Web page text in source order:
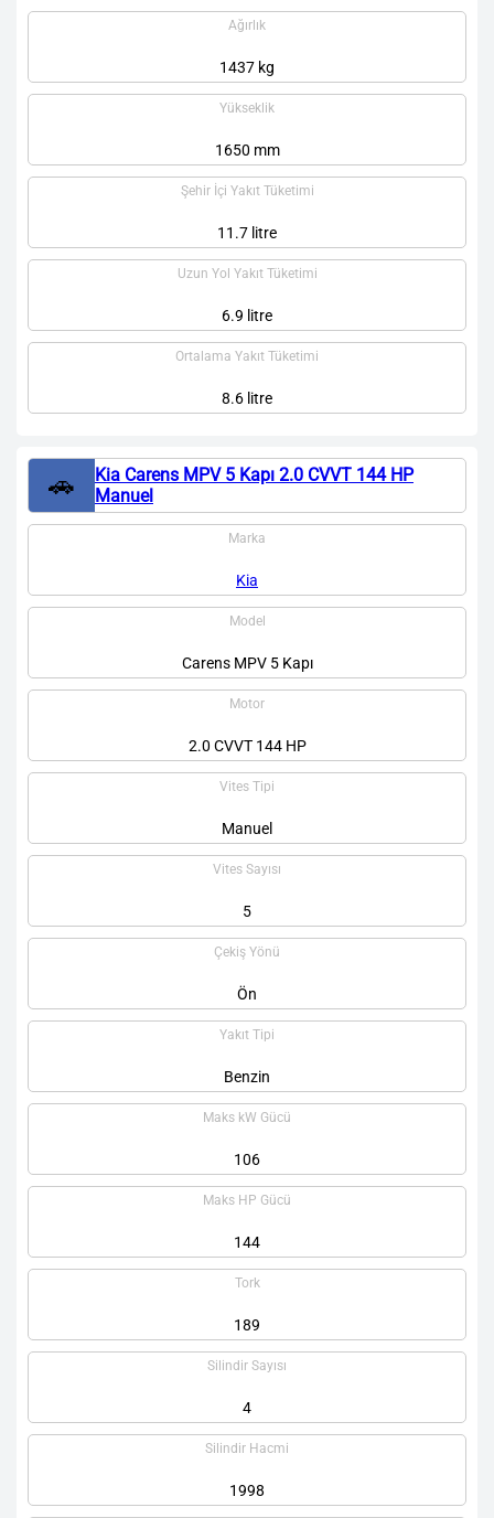
Ağırlık
1437 kg
Yükseklik
1650 mm
Şehir İçi Yakıt Tüketimi
11.7 litre
Uzun Yol Yakıt Tüketimi
6.9 litre
Ortalama Yakıt Tüketimi
8.6 litre
🚗
Kia Carens MPV 5 Kapı 2.0 CVVT 144 HP
Manuel
Marka
Kia
Model
Carens MPV 5 Kapı
Motor
2.0 CVVT 144 HP
Vites Tipi
Manuel
Vites Sayısı
5
Çekiş Yönü
Ön
Yakıt Tipi
Benzin
Maks kW Gücü
106
Maks HP Gücü
144
Tork
189
Silindir Sayısı
4
Silindir Hacmi
1998